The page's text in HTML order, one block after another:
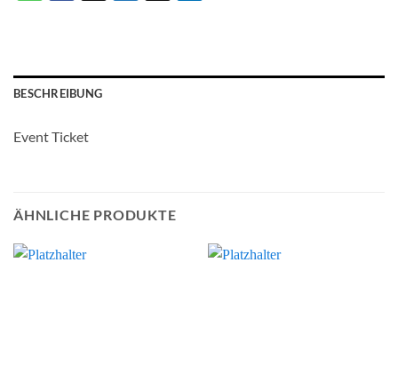
BESCHREIBUNG
Event Ticket
ÄHNLICHE PRODUKTE